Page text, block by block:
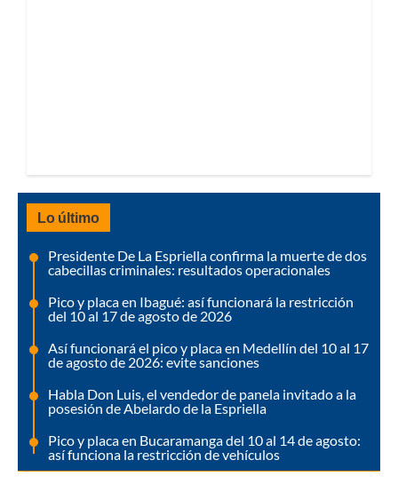
Lo último
Presidente De La Espriella confirma la muerte de dos
cabecillas criminales: resultados operacionales
Pico y placa en Ibagué: así funcionará la restricción
del 10 al 17 de agosto de 2026
Así funcionará el pico y placa en Medellín del 10 al 17
de agosto de 2026: evite sanciones
Habla Don Luis, el vendedor de panela invitado a la
posesión de Abelardo de la Espriella
Pico y placa en Bucaramanga del 10 al 14 de agosto:
así funciona la restricción de vehículos